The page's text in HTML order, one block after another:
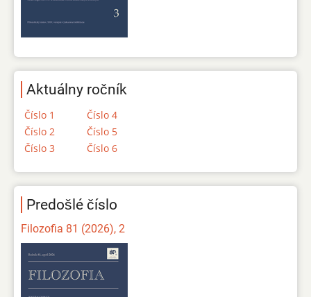
Aktuálny ročník
Číslo 1
Číslo 2
Číslo 3
Číslo 4
Číslo 5
Číslo 6
Predošlé číslo
Filozofia 81 (2026), 2